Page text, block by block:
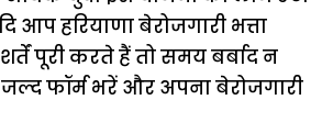
आप हरियाणा बेरोजगारी भत्ता
पूरी करते हैं तो समय बर्बाद न
फॉर्म भरें और अपना बेरोजगारी